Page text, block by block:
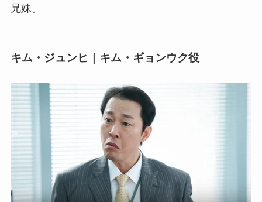
兄妹。
キム・ジュンヒ｜キム・ギョンウク役